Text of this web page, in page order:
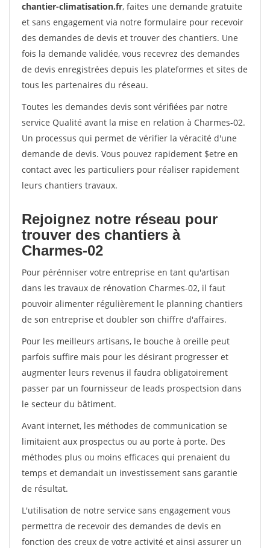
chantier-climatisation.fr, faites une demande gratuite
et sans engagement via notre formulaire pour recevoir
des demandes de devis et trouver des chantiers. Une
fois la demande validée, vous recevrez des demandes
de devis enregistrées depuis les plateformes et sites de
tous les partenaires du réseau.
Toutes les demandes devis sont vérifiées par notre
service Qualité avant la mise en relation à Charmes-02.
Un processus qui permet de vérifier la véracité d'une
demande de devis. Vous pouvez rapidement $etre en
contact avec les particuliers pour réaliser rapidement
leurs chantiers travaux.
Rejoignez notre réseau pour
trouver des chantiers à
Charmes-02
Pour pérénniser votre entreprise en tant qu'artisan
dans les travaux de rénovation Charmes-02, il faut
pouvoir alimenter régulièrement le planning chantiers
de son entreprise et doubler son chiffre d'affaires.
Pour les meilleurs artisans, le bouche à oreille peut
parfois suffire mais pour les désirant progresser et
augmenter leurs revenus il faudra obligatoirement
passer par un fournisseur de leads prospectsion dans
le secteur du bâtiment.
Avant internet, les méthodes de communication se
limitaient aux prospectus ou au porte à porte. Des
méthodes plus ou moins efficaces qui prenaient du
temps et demandait un investissement sans garantie
de résultat.
L'utilisation de notre service sans engagement vous
permettra de recevoir des demandes de devis en
fonction des creux de votre activité et ainsi assurer un